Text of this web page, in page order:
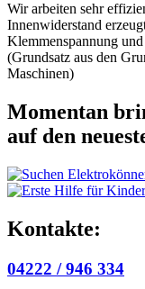
Wir arbeiten sehr
Innenwiderstand
Klemmenspannung
(Grundsatz aus den
Maschinen)
Momentan
auf den
Kontakte:
04222 / 946 334